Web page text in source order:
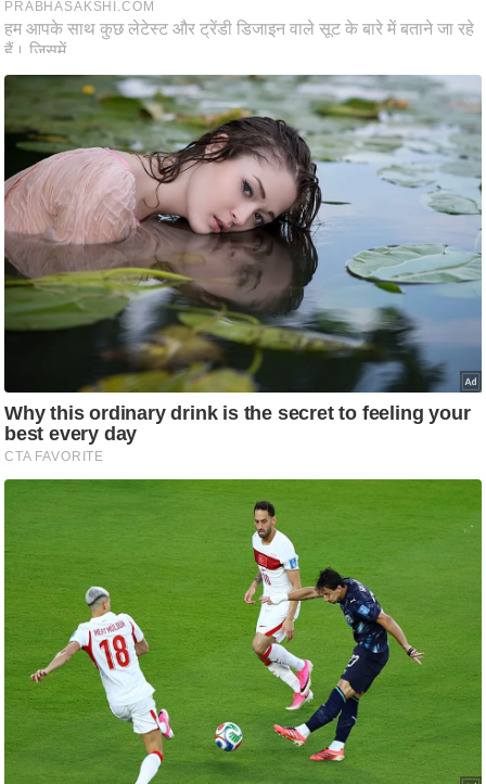
चा
य
प
स
मी
क्षा
ध
र्म
ज्यो
ति
ष
भु
म
हि
मा
र्म
ल
त
त्यो
हा